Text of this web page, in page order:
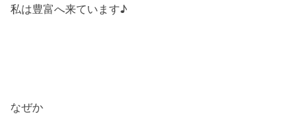
私は豊富へ来ています♪
なぜか